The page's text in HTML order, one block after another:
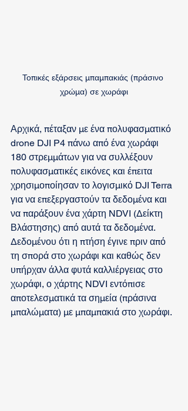
Τοπικές εξάρσεις μπαμπακιάς (πράσινο
χρώμα) σε χωράφι
Αρχικά, πέταξαν με ένα πολυφασματικό
drone DJI P4 πάνω από ένα χωράφι
180 στρεμμάτων για να συλλέξουν
πολυφασματικές εικόνες και έπειτα
χρησιμοποίησαν το λογισμικό DJI Terra
για να επεξεργαστούν τα δεδομένα και
να παράξουν ένα χάρτη NDVI (Δείκτη
Βλάστησης) από αυτά τα δεδομένα.
Δεδομένου ότι η πτήση έγινε πριν από
τη σπορά στο χωράφι και καθώς δεν
υπήρχαν άλλα φυτά καλλιέργειας στο
χωράφι, ο χάρτης NDVI εντόπισε
αποτελεσματικά τα σημεία (πράσινα
μπαλώματα) με μπαμπακιά στο χωράφι.